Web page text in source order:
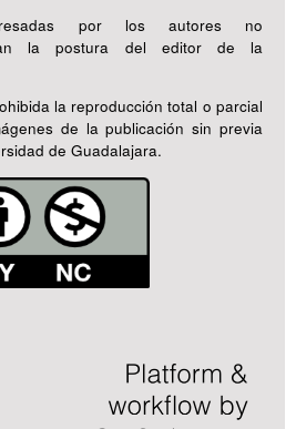
por los autores no
la postura del editor de la
la reproducción total o parcial
de la publicación sin previa
de Guadalajara.